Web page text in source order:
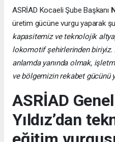
ASRİAD Kocaeli Şube Başkanı
üretim gücüne vurgu yaparak
kapasitemiz ve teknolojik
lokomotif şehirlerinden biriyiz.
anlamda yanında olmak,
ve bölgemizin rekabet gücünü
ASRİAD
Yıldız’dan